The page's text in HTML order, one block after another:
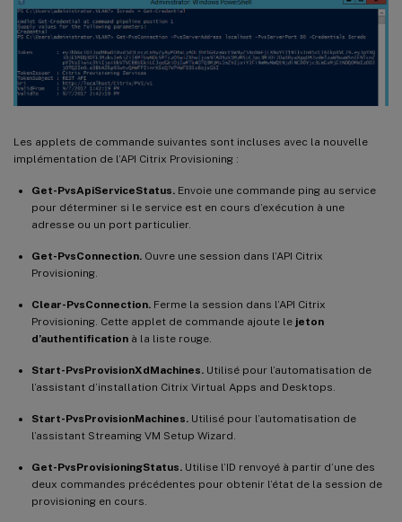
Les applets de commande suivantes sont incluses avec la nouvelle
implémentation de l’API Citrix Provisioning :
Get-PvsApiServiceStatus. Envoie une commande ping au service
pour déterminer si le service est en cours d’exécution à une
adresse ou un port particulier.
Get-PvsConnection. Ouvre une session dans l’API Citrix
Provisioning.
Clear-PvsConnection. Ferme la session dans l’API Citrix
Provisioning. Cette applet de commande ajoute le jeton
d’authentification à la liste rouge.
Start-PvsProvisionXdMachines. Utilisé pour l’automatisation de
l’assistant d’installation Citrix Virtual Apps and Desktops.
Start-PvsProvisionMachines. Utilisé pour l’automatisation de
l’assistant Streaming VM Setup Wizard.
Get-PvsProvisioningStatus. Utilise l’ID renvoyé à partir d’une des
deux commandes précédentes pour obtenir l’état de la session de
provisioning en cours.